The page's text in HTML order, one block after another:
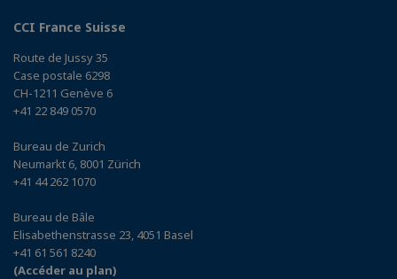
CCI France Suisse
Route de Jussy 35
Case postale 6298
CH-1211 Genève 6
+41 22 849 0570
Bureau de Zurich
Neumarkt 6, 8001 Zürich
+41 44 262 1070
Bureau de Bâle
Elisabethenstrasse 23, 4051 Basel
+41 61 561 8240
(Accéder au plan)